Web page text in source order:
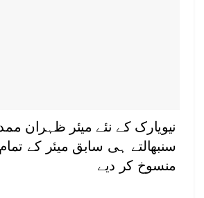
نیویارک کے نئے میئر ظہران
سنبھالتے ہی سابق میئر کے
منسوخ کر دیے